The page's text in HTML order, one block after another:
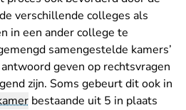
verschillende colleges als
in een ander college te
samengestelde kamers’
geven op rechtsvragen
zijn. Soms gebeurt dit ook in
bestaande uit 5 in plaats